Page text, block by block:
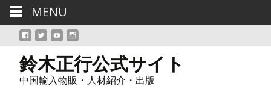
鈴木正行公式サイト
中国輸入物販・人材紹介・出版
MENU